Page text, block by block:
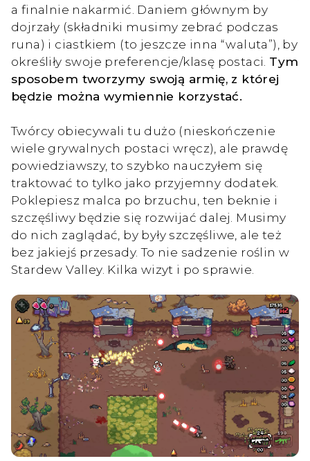
a finalnie nakarmić. Daniem głównym by
dojrzały (składniki musimy zebrać podczas
runa) i ciastkiem (to jeszcze inna “waluta”), by
określiły swoje preferencje/klasę postaci. Tym
sposobem tworzymy swoją armię, z której
będzie można wymiennie korzystać.
Twórcy obiecywali tu dużo (nieskończenie
wiele grywalnych postaci wręcz), ale prawdę
powiedziawszy, to szybko nauczyłem się
traktować to tylko jako przyjemny dodatek.
Poklepiesz malca po brzuchu, ten beknie i
szczęśliwy będzie się rozwijać dalej. Musimy
do nich zaglądać, by były szczęśliwe, ale też
bez jakiejś przesady. To nie sadzenie roślin w
Stardew Valley. Kilka wizyt i po sprawie.